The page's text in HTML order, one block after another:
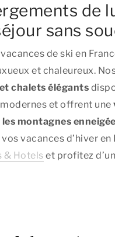
de
sans
de ski en
et chaleureux.
chalets élégants
et offrent une
montagnes
vacances d’hiver en
& Hotels et profitez